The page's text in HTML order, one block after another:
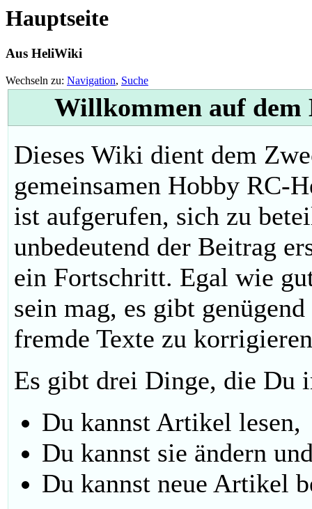
Hauptseite
Aus HeliWiki
Wechseln zu: Navigation, Suche
Willkommen auf
Dieses Wiki dient dem
gemeinsamen Hobby RC-
ist aufgerufen, sich zu
unbedeutend der Beitrag
ein Fortschritt. Egal wie
sein mag, es gibt
fremde Texte zu
Es gibt drei Dinge, die Du
Du kannst Artikel lesen,
Du kannst sie ändern
Du kannst neue Artikel